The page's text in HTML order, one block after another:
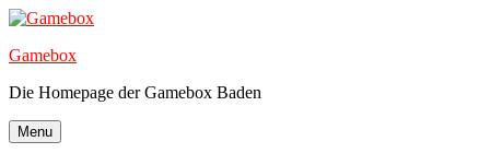
Skip
content
Gamebox
Die Homepage der Gamebox Baden
Menu